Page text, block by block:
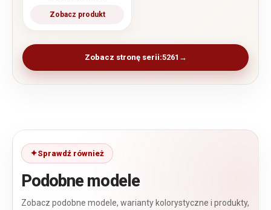
Zobacz stronę serii:5261
Sprawdź również
Podobne modele
Zobacz podobne modele, warianty kolorystyczne i produkty,